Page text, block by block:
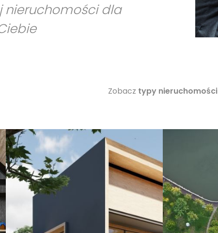
nieruchomości dla
Zobacz typy nieruchomości